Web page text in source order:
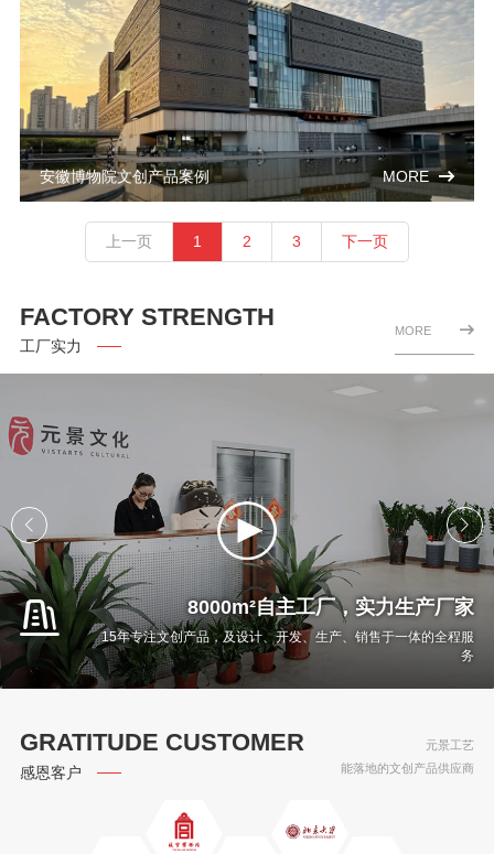
安徽博物院文创产品案例 MORE
上一页 1 2 3 下一页
FACTORY STRENGTH
工厂实力
MORE
8000m²自主工厂，实力生产厂家
15年专注文创产品，及设计、开发、生产、销售于一体的全程服
务
GRATITUDE CUSTOMER
感恩客户
元景工艺
能落地的文创产品供应商